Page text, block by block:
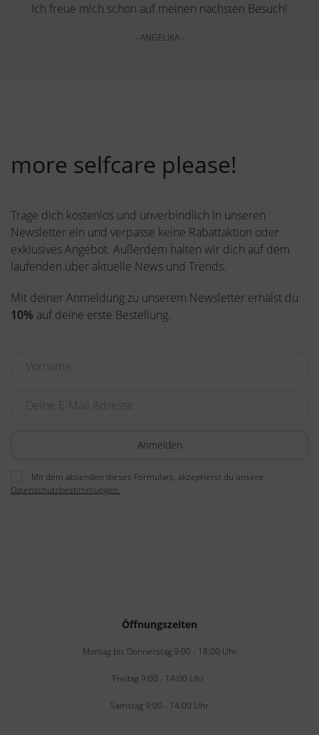
Ich freue mich schon auf meinen nächsten Besuch!
- ANGELIKA -
more selfcare please!
Trage dich kostenlos und unverbindlich in unseren
Newsletter ein und verpasse keine Rabattaktion oder
exklusives Angebot. Außerdem halten wir dich auf dem
laufenden über aktuelle News und Trends.
Mit deiner Anmeldung zu unserem Newsletter erhälst du
10% auf deine erste Bestellung.
Mit dem absenden dieses Formulars, akzeptierst du unsere
Datenschutzbestimmungen.
Öffnungszeiten
Montag bis Donnerstag 9:00 - 18:00 Uhr
Freitag 9:00 - 14:00 Uhr
Samstag 9:00 - 14:00 Uhr